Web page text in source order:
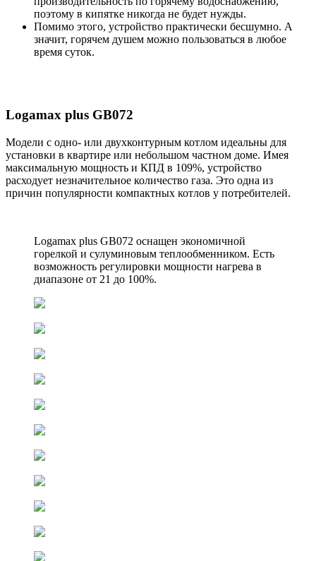
поэтому в кипятке никогда не будет нужды.
Помимо этого, устройство практически бесшумно. А
значит, горячем душем можно пользоваться в любое
время суток.
Logamax plus GB072
Модели с одно- или двухконтурным котлом идеальны для
установки в квартире или небольшом частном доме. Имея
максимальную мощность и КПД в 109%, устройство
расходует незначительное количество газа. Это одна из
причин популярности компактных котлов у потребителей.
Logamax plus GB072 оснащен экономичной
горелкой и сулуминовым теплообменником. Есть
возможность регулировки мощности нагрева в
диапазоне от 21 до 100%.